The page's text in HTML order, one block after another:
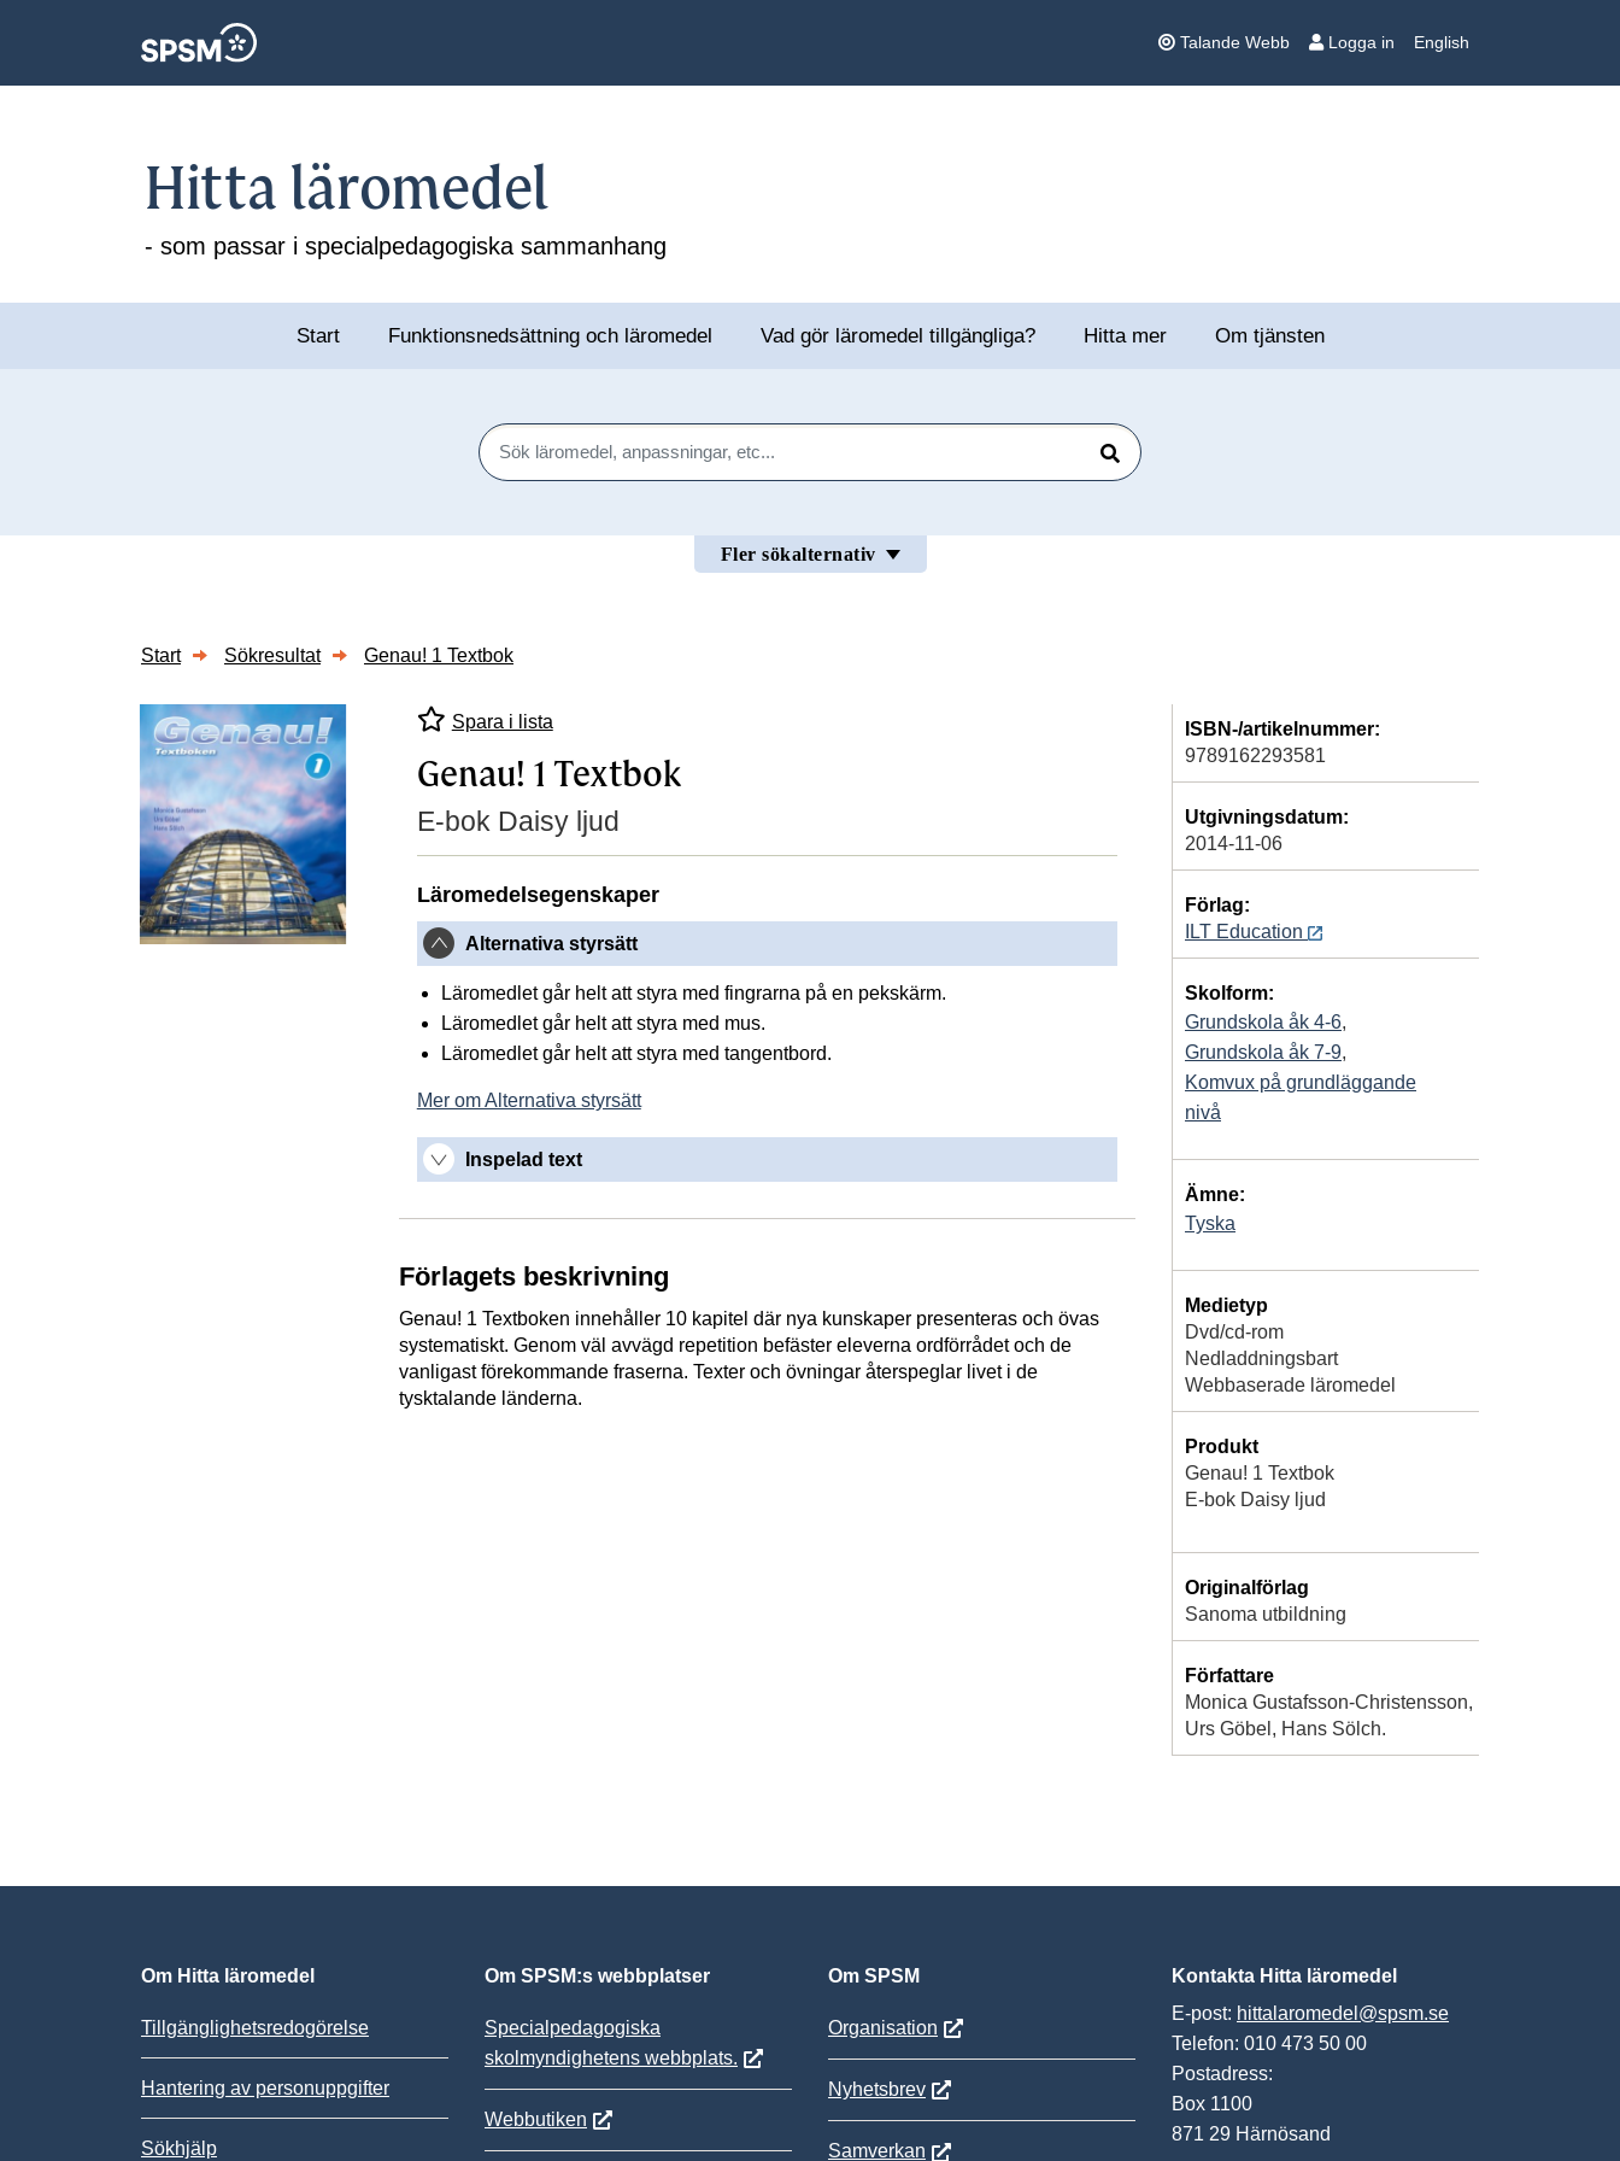
Talande Webb Logga in English
Hitta läromedel
- som passar i specialpedagogiska sammanhang
Start Funktionsnedsättning och läromedel Vad gör läromedel tillgängliga? Hitta mer Om tjänsten
Sök
Sök
Fler sökalternativ
Start Sökresultat Genau! 1 Textbok
Spara i lista
Genau! 1 Textbok
E-bok Daisy ljud
Läromedelsegenskaper
Alternativa styrsätt
Läromedlet går helt att styra med fingrarna på en pekskärm.
Läromedlet går helt att styra med mus.
Läromedlet går helt att styra med tangentbord.
Mer om Alternativa styrsätt
Inspelad text
Förlagets beskrivning
Genau! 1 Textboken innehåller 10 kapitel där nya kunskaper presenteras och övas
systematiskt. Genom väl avvägd repetition befäster eleverna ordförrådet och de
vanligast förekommande fraserna. Texter och övningar återspeglar livet i de
tysktalande länderna.
ISBN-/artikelnummer:
9789162293581
Utgivningsdatum:
2014-11-06
Förlag:
ILT Education
Skolform:
Grundskola åk 4-6,
Grundskola åk 7-9,
Komvux på grundläggande
nivå
Ämne:
Tyska
Medietyp
Dvd/cd-rom
Nedladdningsbart
Webbaserade läromedel
Produkt
Genau! 1 Textbok
E-bok Daisy ljud
Originalförlag
Sanoma utbildning
Författare
Monica Gustafsson-Christensson,
Urs Göbel, Hans Sölch.
Om Hitta läromedel
Tillgänglighetsredogörelse
Hantering av personuppgifter
Sökhjälp
Om SPSM:s webbplatser
Specialpedagogiska
skolmyndighetens webbplats.
Webbutiken
Om SPSM
Organisation
Nyhetsbrev
Samverkan
Kontakta Hitta läromedel
E-post: hittalaromedel@spsm.se
Telefon: 010 473 50 00
Postadress:
Box 1100
871 29 Härnösand